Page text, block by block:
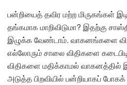
பன்றியைத் தவிர மற்ற மிருகங்கள்
தங்கமாக மாறிவிடுமா? இதற்கு
இழுக்க வேண்டாம். வாகனங்களை
எல்லோரும் சாலை விதிகளை
விதிகளை மதிக்காமல் வாகனத்தில்
அடுத்த பிறவியில் பன்றியாகப்